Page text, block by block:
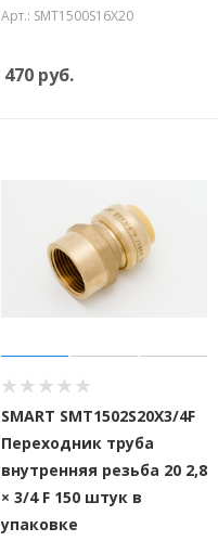
Арт.: SMT1500S16X20
470руб.
SMART SMT1502S20X3/4F
Переходник труба
внутренняя резьба 20 2,8
× 3/4 F 150 штук в
упаковке